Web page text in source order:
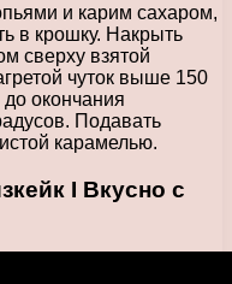
и карим сахаром,
в крошку. Накрыть
сверху взятой
чуток выше 150
окончания
Подавать
карамелью.
I Вкусно с